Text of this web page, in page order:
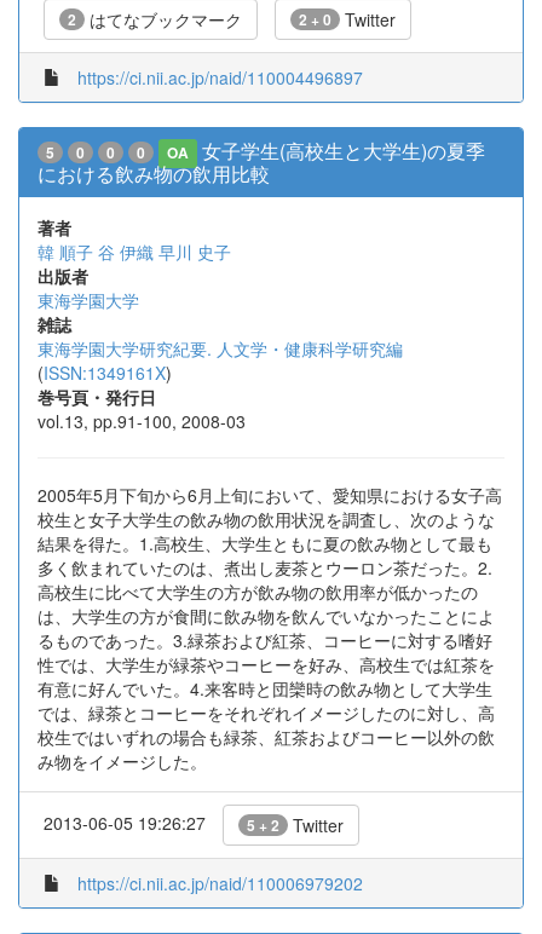
2 はてなブックマーク 2 + 0 Twitter
https://ci.nii.ac.jp/naid/110004496897
5 0 0 0 OA
女子学生(高校生と大学生)の夏季
における飲み物の飲用比較
著者
韓 順子 谷 伊織 早川 史子
出版者
東海学園大学
雑誌
東海学園大学研究紀要. 人文学・健康科学研究編
(ISSN:1349161X)
巻号頁・発行日
vol.13, pp.91-100, 2008-03
2005年5月下旬から6月上旬において、愛知県における女子高
校生と女子大学生の飲み物の飲用状況を調査し、次のような
結果を得た。1.高校生、大学生ともに夏の飲み物として最も
多く飲まれていたのは、煮出し麦茶とウーロン茶だった。2.
高校生に比べて大学生の方が飲み物の飲用率が低かったの
は、大学生の方が食間に飲み物を飲んでいなかったことによ
るものであった。3.緑茶および紅茶、コーヒーに対する嗜好
性では、大学生が緑茶やコーヒーを好み、高校生では紅茶を
有意に好んでいた。4.来客時と団欒時の飲み物として大学生
では、緑茶とコーヒーをそれぞれイメージしたのに対し、高
校生ではいずれの場合も緑茶、紅茶およびコーヒー以外の飲
み物をイメージした。
2013-06-05 19:26:27 5 + 2 Twitter
https://ci.nii.ac.jp/naid/110006979202